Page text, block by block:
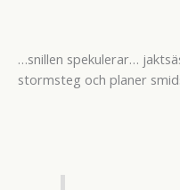
…snillen spekulerar…
stormsteg och planer